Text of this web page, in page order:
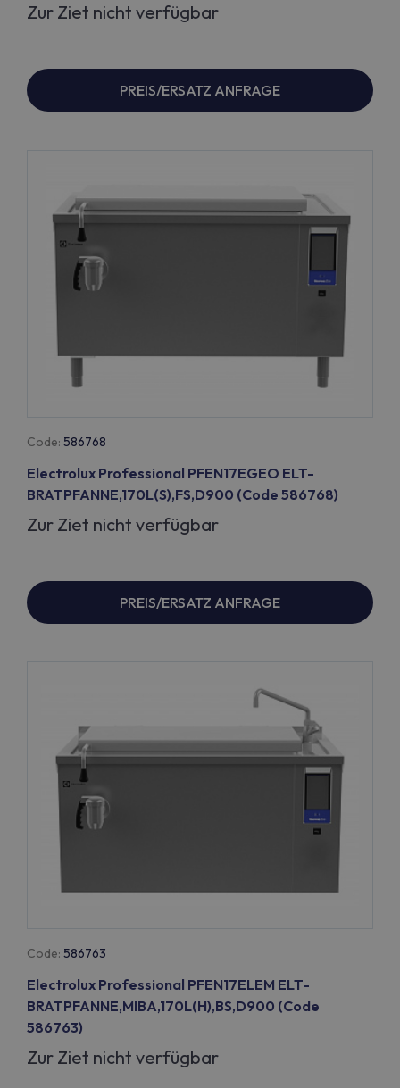
Zur Ziet nicht verfügbar
PREIS/ERSATZ ANFRAGE
Code: 586768
Electrolux Professional PFEN17EGEO ELT-
BRATPFANNE,170L(S),FS,D900 (Code 586768)
Zur Ziet nicht verfügbar
PREIS/ERSATZ ANFRAGE
Code: 586763
Electrolux Professional PFEN17ELEM ELT-
BRATPFANNE,MIBA,170L(H),BS,D900 (Code
586763)
Zur Ziet nicht verfügbar